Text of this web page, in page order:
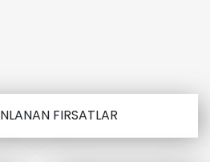
FIRSATLAR